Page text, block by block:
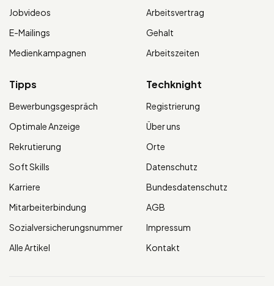
Jobvideos
E-Mailings
Medienkampagnen
Arbeitsvertrag
Gehalt
Arbeitszeiten
Tipps
Bewerbungsgespräch
Optimale Anzeige
Rekrutierung
Soft Skills
Karriere
Mitarbeiterbindung
Sozialversicherungsnummer
Alle Artikel
Techknight
Registrierung
Über uns
Orte
Datenschutz
Bundesdatenschutz
AGB
Impressum
Kontakt